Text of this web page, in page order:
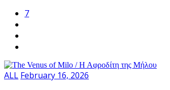
7
ALL February 16, 2026